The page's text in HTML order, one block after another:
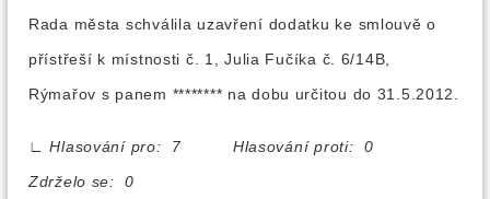
Rada města schválila uzavření dodatku ke smlouvě o
přístřeší k místnosti č. 1, Julia Fučíka č. 6/14B,
Rýmařov s panem ******** na dobu určitou do 31.5.2012.
∟
Hlasování pro: 7 Hlasování proti: 0
Zdrželo se: 0